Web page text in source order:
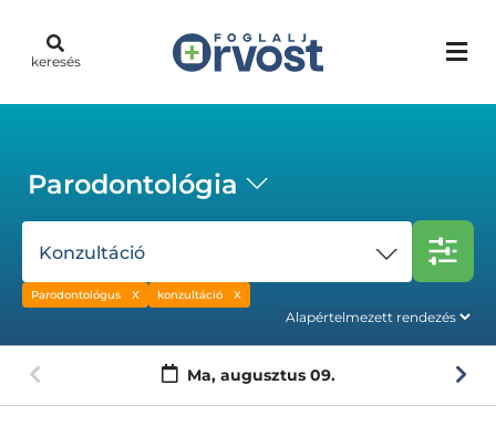
keresés
Parodontológia
Konzultáció
Parodontológus konzultáció
Ma, augusztus 09.